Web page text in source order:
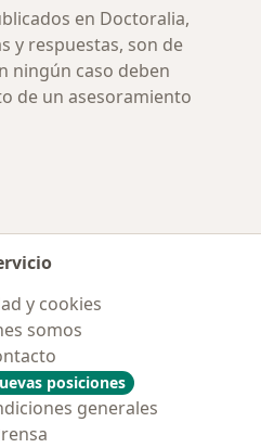
en Doctoralia,
y respuestas, son de
ningún caso deben
de un asesoramiento
y cookies
somos
posiciones
generales